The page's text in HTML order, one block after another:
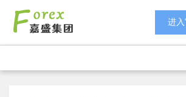
进入